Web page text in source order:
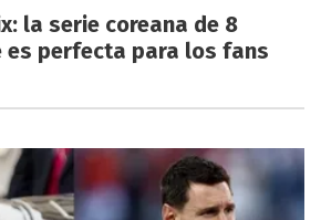
la serie coreana de 8
es perfecta para los fans